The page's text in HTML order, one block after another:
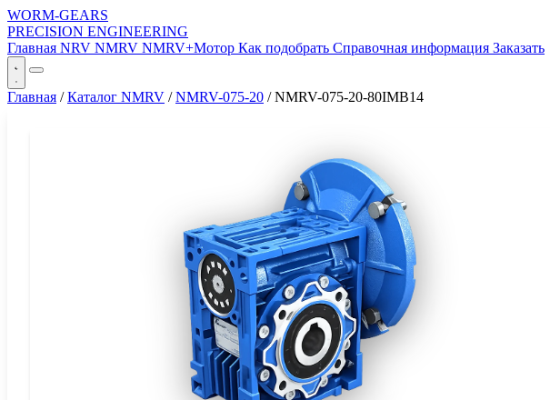
WORM-GEARS
PRECISION ENGINEERING
Главная NRV NMRV NMRV+Мотор Как подобрать Справочная информация Заказать
Главная / Каталог NMRV / NMRV-075-20 / NMRV-075-20-80IMB14